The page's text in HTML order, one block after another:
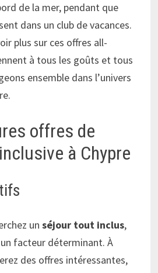
de la mer, pendant que
dans un club de vacances.
plus sur ces offres all-
à tous les goûts et tous
ensemble dans l’univers
offres de
à Chypre
unséjour tout inclus,
facteur déterminant. À
des offres intéressantes,